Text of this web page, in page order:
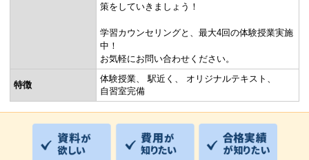
策をしていきましょう！
学習カウンセリングと、最大4回の体験授業実施
中！
お気軽にお問い合わせください。
特徴
体験授業 駅近く
オリジナルテキスト
自習室完備